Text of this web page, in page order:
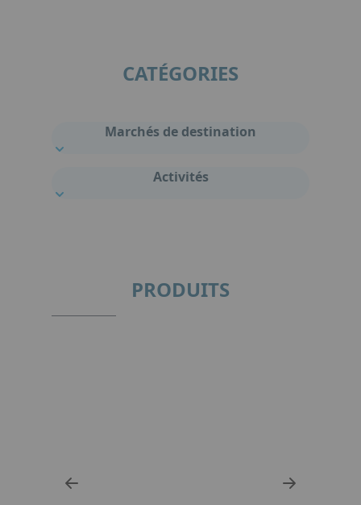
CATÉGORIES
Marchés de destination
Activités
PRODUITS